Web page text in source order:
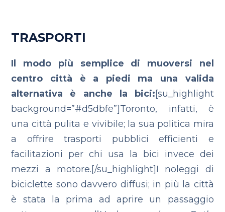
TRASPORTI
Il modo più semplice di muoversi nel
centro città è a piedi ma una valida
alternativa è anche la bici:[su_highlight
background=”#d5dbfe”]Toronto, infatti, è
una città pulita e vivibile; la sua politica mira
a offrire trasporti pubblici efficienti e
facilitazioni per chi usa la bici invece dei
mezzi a motore.[/su_highlight]I noleggi di
biciclette sono davvero diffusi; in più la città
è stata la prima ad aprire un passaggio